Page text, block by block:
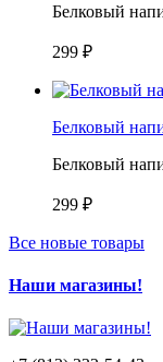
Белковый
299 ₽
Белковый
Белковый
299 ₽
Все новые товары
Наши магазины!